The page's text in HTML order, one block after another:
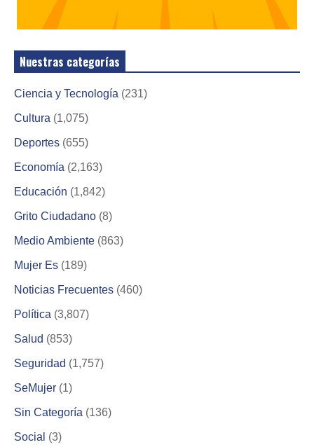
Nuestras categorías
Ciencia y Tecnología (231)
Cultura (1,075)
Deportes (655)
Economía (2,163)
Educación (1,842)
Grito Ciudadano (8)
Medio Ambiente (863)
Mujer Es (189)
Noticias Frecuentes (460)
Política (3,807)
Salud (853)
Seguridad (1,757)
SeMujer (1)
Sin Categoría (136)
Social (3)